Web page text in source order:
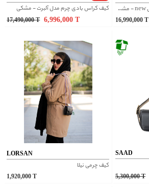
کیف کراس بادی چرم مدل آلبرت - مشکی
17,490,000 T 6,996,000
کیف دوشی چرم زنانه مدل آدلی new - مشکی
16,990,000
LORSAN
کیف چرمی نیلا
1,920,000
SAAD
5,300,000